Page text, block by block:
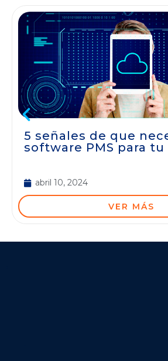
5 señales de que
software PMS para
abril 10, 2024
VER MÁS